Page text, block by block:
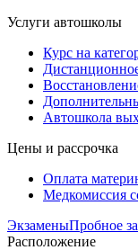
Услуги автошколы
Курс на
Автошкола
Цены и рассрочка
Оплата
Медкомиссия
ЭкзаменыПробное
Расположение